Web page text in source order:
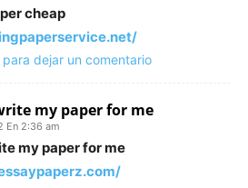
cheap
para dejar un comentario
my paper for me
En 2:36 am
my paper for me